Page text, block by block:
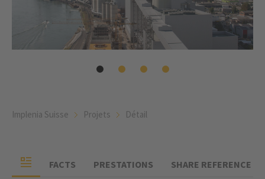
Implenia Suisse Projets Détail
FACTS PRESTATIONS SHARE REFERENCE